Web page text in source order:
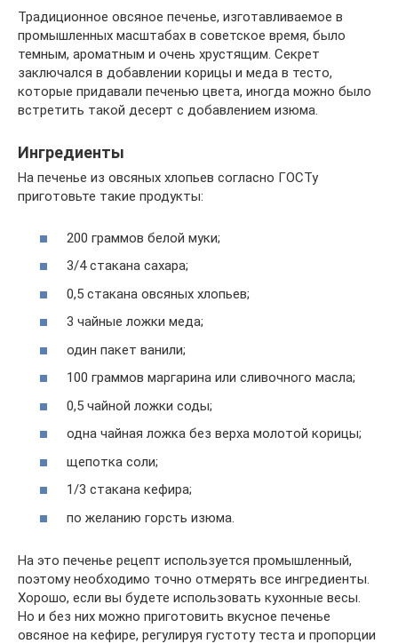
Традиционное овсяное печенье, изготавливаемое в
промышленных масштабах в советское время, было
темным, ароматным и очень хрустящим. Секрет
заключался в добавлении корицы и меда в тесто,
которые придавали печенью цвета, иногда можно было
встретить такой десерт с добавлением изюма.
Ингредиенты
На печенье из овсяных хлопьев согласно ГОСТу
приготовьте такие продукты:
200 граммов белой муки;
3/4 стакана сахара;
0,5 стакана овсяных хлопьев;
3 чайные ложки меда;
один пакет ванили;
100 граммов маргарина или сливочного масла;
0,5 чайной ложки соды;
одна чайная ложка без верха молотой корицы;
щепотка соли;
1/3 стакана кефира;
по желанию горсть изюма.
На это печенье рецепт используется промышленный,
поэтому необходимо точно отмерять все ингредиенты.
Хорошо, если вы будете использовать кухонные весы.
Но и без них можно приготовить вкусное печенье
овсяное на кефире, регулируя густоту теста и пропорции